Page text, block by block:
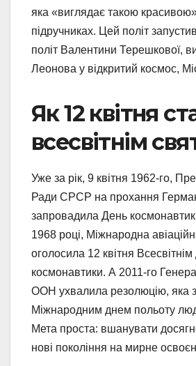
яка «виглядає такою
підручниках. Цей політ
політ Валентини Терешкової,
Леонова у відкритий космос,
Як 12 квітня
всесвітнім
Уже за рік, 9 квітня 1962-го,
Ради СРСР на прохання
запровадила День
1968 році, Міжнародна
оголосила 12 квітня Всесвітнім
космонавтики. А 2011-го
ООН ухвалила резолюцію, яка
Міжнародним днем польоту
Мета проста: вшанувати
нові покоління на мирне